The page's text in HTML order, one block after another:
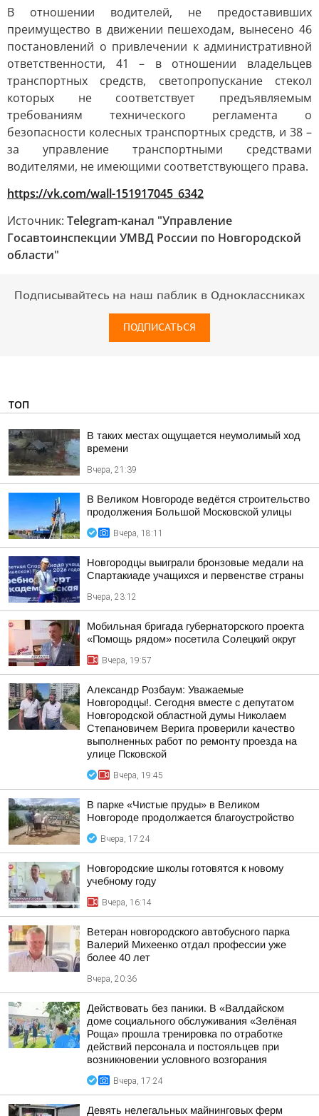
В отношении водителей, не предоставивших
преимущество в движении пешеходам, вынесено 46
постановлений о привлечении к административной
ответственности, 41 – в отношении владельцев
транспортных средств, светопропускание стекол
которых не соответствует предъявляемым
требованиям технического регламента о
безопасности колесных транспортных средств, и 38 –
за управление транспортными средствами
водителями, не имеющими соответствующего права.
https://vk.com/wall-151917045_6342
Источник: Telegram-канал "Управление
Госавтоинспекции УМВД России по Новгородской
области"
Подписывайтесь на наш паблик в Одноклассниках
ПОДПИСАТЬСЯ
ТОП
В таких местах ощущается неумолимый ход
времени
Вчера, 21:39
В Великом Новгороде ведётся строительство
продолжения Большой Московской улицы
Вчера, 18:11
Новгородцы выиграли бронзовые медали на
Спартакиаде учащихся и первенстве страны
Вчера, 23:12
Мобильная бригада губернаторского проекта
«Помощь рядом» посетила Солецкий округ
Вчера, 19:57
Александр Розбаум: Уважаемые
Новгородцы!. Сегодня вместе с депутатом
Новгородской областной думы Николаем
Степановичем Верига проверили качество
выполненных работ по ремонту проезда на
улице Псковской
Вчера, 19:45
В парке «Чистые пруды» в Великом
Новгороде продолжается благоустройство
Вчера, 17:24
Новгородские школы готовятся к новому
учебному году
Вчера, 16:14
Ветеран новгородского автобусного парка
Валерий Михеенко отдал профессии уже
более 40 лет
Вчера, 20:36
Действовать без паники. В «Валдайском
доме социального обслуживания «Зелёная
Роща» прошла тренировка по отработке
действий персонала и постояльцев при
возникновении условного возгорания
Вчера, 17:24
Девять нелегальных майнинговых ферм